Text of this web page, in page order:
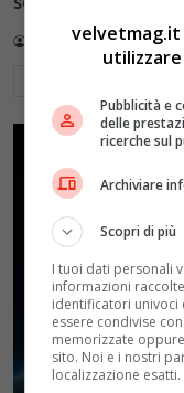
Redazione VelvetMAG
velvetmag.it
Pubblicità e
delle
ricerche sul
Archiviare
Scopri di più
I tuoi dati personali
informazioni
identificatori
essere condivise
memorizzate
sito. Noi e i nostri
localizzazione esatti.